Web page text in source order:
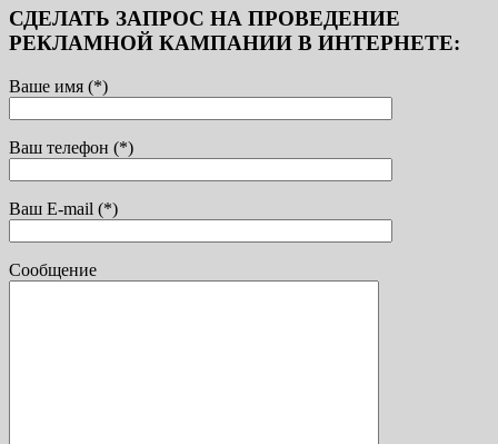
СДЕЛАТЬ ЗАПРОС НА ПРОВЕДЕНИЕ
РЕКЛАМНОЙ КАМПАНИИ В ИНТЕРНЕТЕ:
Ваше имя (*)
Ваш телефон (*)
Ваш E-mail (*)
Сообщение